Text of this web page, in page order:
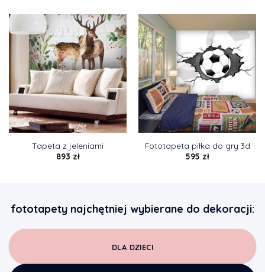
Tapeta z jeleniami
893 zł
Fototapeta piłka do gry 3d
595 zł
fototapety najchętniej wybierane do dekoracji:
DLA DZIECI